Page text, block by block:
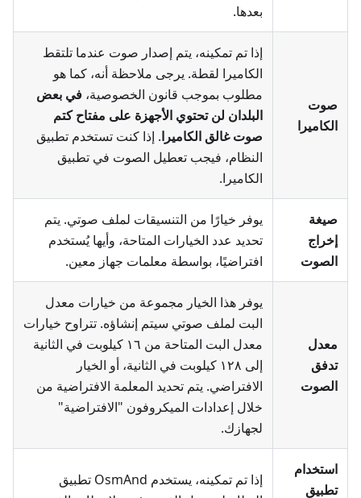
بعدها.
صوت
الكاميرا
إذا تم تمكينه، يتم إصدار صوت عندما تلتقط
الكاميرا لقطة. يرجى ملاحظة أنه، كما هو
مطلوب بموجب قانون الخصوصية، في بعض
البلدان لن تحتوي الأجهزة على مفتاح كتم
صوت غالق الكاميرا. إذا كنت تستخدم تطبيق
النظام، فيجب تعطيل الصوت في تطبيق
الكاميرا.
صيغة
إخراج
الصوت
يوفر خيارًا من التنسيقات لملف صوتي. يتم
تحديد عدد الخيارات المتاحة، وأيها يُستخدم
افتراضيًا، بواسطة معلمات جهاز معين.
معدل
تدفق
الصوت
يوفر هذا الخيار مجموعة من خيارات معدل
البت لملف صوتي سيتم إنشاؤه. تتراوح خيارات
معدل البت المتاحة من ١٦ كيلوبت في الثانية
إلى ١٢٨ كيلوبت في الثانية، أو الخيار
الافتراضي. يتم تحديد المعلمة الافتراضية من
خلال إعدادات الميكروفون "الافتراضية"
لجهازك.
استخدام
تطبيق
إذا تم تمكينه، يستخدم OsmAnd تطبيق